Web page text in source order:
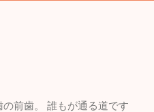
前歯。 誰もが通る道です